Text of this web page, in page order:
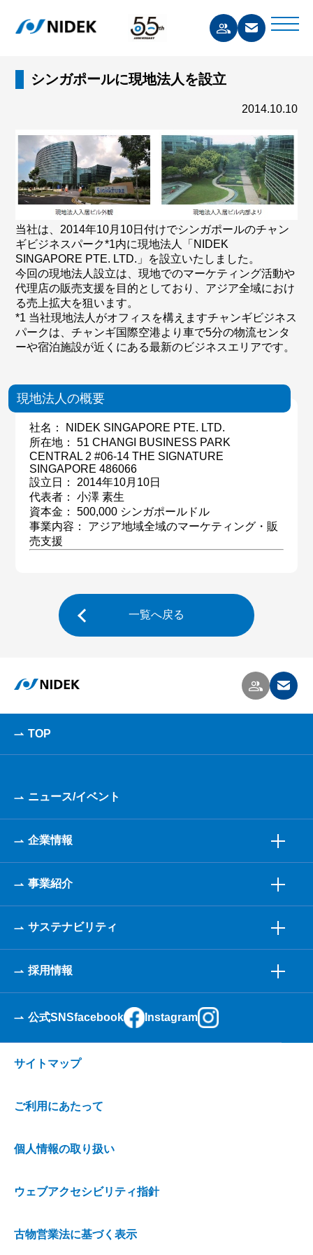
シンガポールに現地法人を設立
2014.10.10
当社は、2014年10月10日付けでシンガポールのチャン
ギビジネスパーク*1内に現地法人「NIDEK
SINGAPORE PTE. LTD.」を設立いたしました。
今回の現地法人設立は、現地でのマーケティング活動や
代理店の販売支援を目的としており、アジア全域におけ
る売上拡大を狙います。
*1 当社現地法人がオフィスを構えますチャンギビジネス
パークは、チャンギ国際空港より車で5分の物流センタ
ーや宿泊施設が近くにある最新のビジネスエリアです。
現地法人の概要
社名： NIDEK SINGAPORE PTE. LTD.
所在地： 51 CHANGI BUSINESS PARK
CENTRAL 2 #06-14 THE SIGNATURE
SINGAPORE 486066
設立日： 2014年10月10日
代表者： 小澤 素生
資本金： 500,000 シンガポールドル
事業内容： アジア地域全域のマーケティング・販
売支援
一覧へ戻る
TOP
ニュース/イベント
企業情報
事業紹介
サステナビリティ
採用情報
公式SNSfacebook Instagram
サイトマップ
ご利用にあたって
個人情報の取り扱い
ウェブアクセシビリティ指針
古物営業法に基づく表示